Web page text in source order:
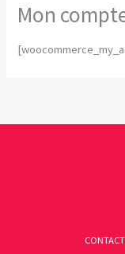
Mon
CONTACT